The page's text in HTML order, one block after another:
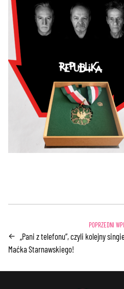
←
„Pani z telefonu”, czyli kolejny
Maćka Starnawskiego!